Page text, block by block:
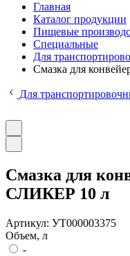
Главная
Каталог продукции
Пищевые
Специальные
Для
Смазка для
Для
Смазка для
СЛИКЕР 10 л
Артикул: УТ000003375
Объем, л
-